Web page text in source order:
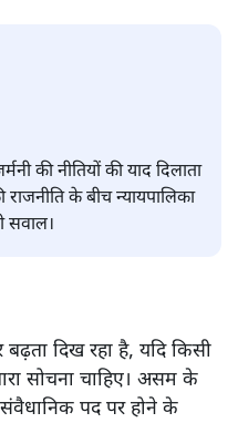
की नीतियों की याद दिलाता
के बीच न्यायपालिका
सवाल।
दिख रहा है, यदि किसी
सोचना चाहिए। असम के
संवैधानिक पद पर होने के